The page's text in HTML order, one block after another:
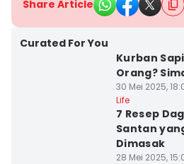
Share Article
Curated For You
Kurban
Orang?
30 Mei 2025,
Life
7 Resep
Santan
Dimasak
28 Mei 2025,